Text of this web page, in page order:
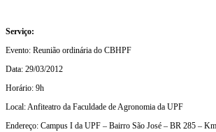
Serviço:
Evento: Reunião ordinária do CBHPF
Data: 29/03/2012
Horário: 9h
Local: Anfiteatro da Faculdade de Agronomia da UPF
Endereço: Campus I da UPF – Bairro São José – BR 285 –